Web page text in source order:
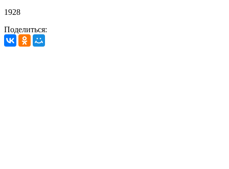
1928
Поделиться: